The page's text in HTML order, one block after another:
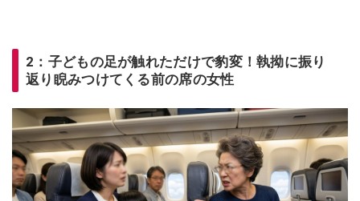
2：子どもの足が触れただけで豹変！執拗に振り
返り睨みつけてくる前の席の女性